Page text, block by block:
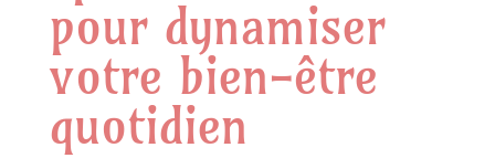
pour dynamiser
votre bien-être
quotidien